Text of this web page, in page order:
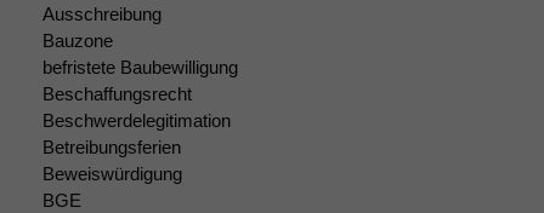
Ausschreibung
Bauzone
befristete Baubewilligung
Beschaffungsrecht
Beschwerdelegitimation
Betreibungsferien
Beweiswürdigung
BGE